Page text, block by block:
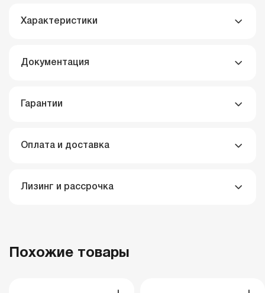
Характеристики
Документация
Гарантии
Оплата и доставка
Лизинг и рассрочка
Похожие товары